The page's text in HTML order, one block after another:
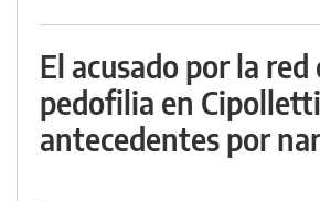
El acusado por la red
pedofilia en
antecedentes por